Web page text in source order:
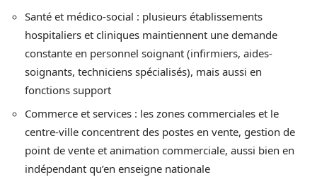
Santé et médico-social : plusieurs établissements
hospitaliers et cliniques maintiennent une demande
constante en personnel soignant (infirmiers, aides-
soignants, techniciens spécialisés), mais aussi en
fonctions support
Commerce et services : les zones commerciales et le
centre-ville concentrent des postes en vente, gestion de
point de vente et animation commerciale, aussi bien en
indépendant qu’en enseigne nationale